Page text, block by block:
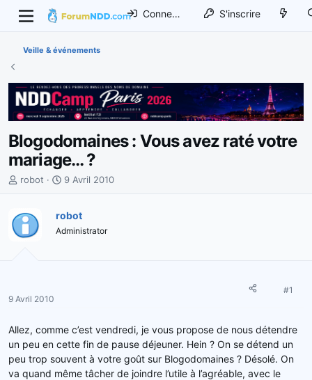
Connexion S'inscrire
Veille & événements
Blogodomaines : Vous avez raté votre
mariage… ?
I
t
i
r
e
a
d
robot
D
e
d
9 Avril 2010
robot
Administrator
9 Avril 2010
#1
Allez, comme c’est vendredi, je vous propose de nous détendre
un peu en cette fin de pause déjeuner. Hein ? On se détend un
peu trop souvent à votre goût sur Blogodomaines ? Désolé. On
va quand même tâcher de joindre l’utile à l’agréable, avec le